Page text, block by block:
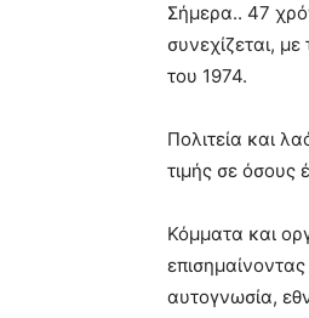
Σήμερα.. 47
συνεχίζεται,
του 1974.
Πολιτεία και
τιμής σε όσους
Κόμματα και
αυτογνωσία,